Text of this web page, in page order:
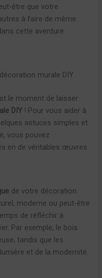
être que votre
à faire de même.
cette aventure
murale DIY
le moment de laisser
DIY ! Pour vous aider à
astuces simples et
vous pouvez
en de véritables œuvres
de votre décoration.
moderne ou peut-être
de réfléchir à
Par exemple, le bois
tandis que les
et de la modernité.